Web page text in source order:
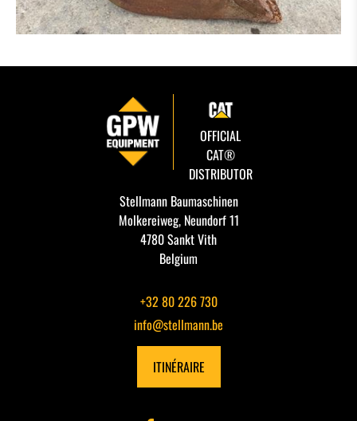
OFFICIAL
CAT®
DISTRIBUTOR
Stellmann Baumaschinen
Molkereiweg, Neundorf 11
4780 Sankt Vith
Belgium
+32 80 226 730
info@stellmann.be
ITINÉRAIRE